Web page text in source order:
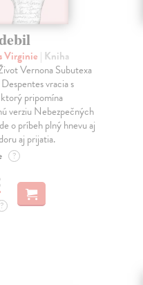
Virginie | Kniha
Vernona Subutexa
vracia s
pripomína
verziu Nebezpečných
o príbeh plný hnevu aj
aj prijatia.
?
?